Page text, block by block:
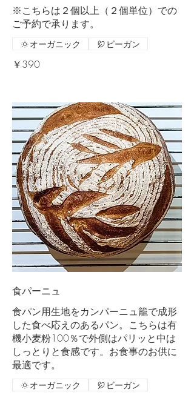
※こちらは２個以上（２個単位）での
ご予約で承ります。
￥390
オーガニック ビーガン
食パーニュ
食パン用生地をカンパーニュ籠で成形
した食べ応えのあるパン。こちらは有
機小麦粉100％で外側はパリッと中は
しっとりと食感です。お食事のお供に
最適です。
オーガニック ビーガン